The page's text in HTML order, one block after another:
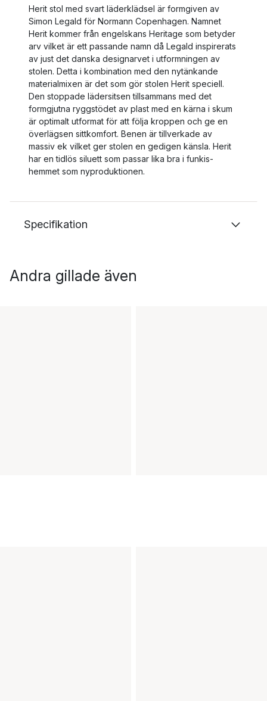
Herit stol med svart läderklädsel är formgiven av
Simon Legald för Normann Copenhagen. Namnet
Herit kommer från engelskans Heritage som betyder
arv vilket är ett passande namn då Legald inspirerats
av just det danska designarvet i utformningen av
stolen. Detta i kombination med den nytänkande
materialmixen är det som gör stolen Herit speciell.
Den stoppade lädersitsen tillsammans med det
formgjutna ryggstödet av plast med en kärna i skum
är optimalt utformat för att följa kroppen och ge en
överlägsen sittkomfort. Benen är tillverkade av
massiv ek vilket ger stolen en gedigen känsla. Herit
har en tidlös siluett som passar lika bra i funkis-
hemmet som nyproduktionen.
Specifikation
Andra gillade även